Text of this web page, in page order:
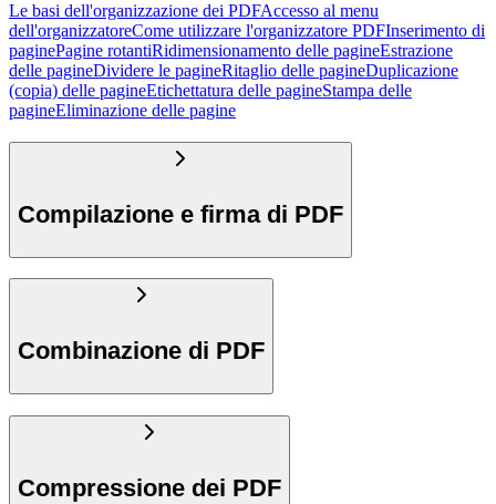
Le basi dell'organizzazione dei PDFAccesso al menu
dell'organizzatoreCome utilizzare l'organizzatore PDFInserimento di
paginePagine rotantiRidimensionamento delle pagineEstrazione
delle pagineDividere le pagineRitaglio delle pagineDuplicazione
(copia) delle pagineEtichettatura delle pagineStampa delle
pagineEliminazione delle pagine
Compilazione e firma di PDF
Combinazione di PDF
Compressione dei PDF